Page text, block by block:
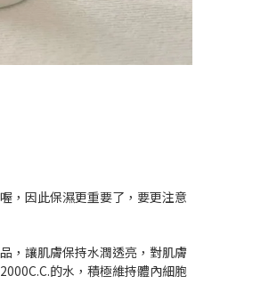
，因此保濕更重要了，要更注意
，讓肌膚保持水潤透亮，對肌膚
的水，積極維持體內細胞